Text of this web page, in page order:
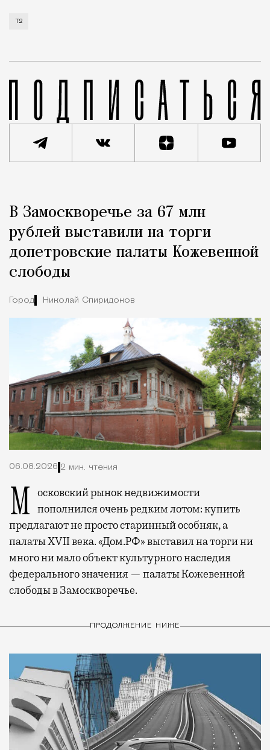
Т2
Город
В Замоскворечье за 67 млн
рублей выставили на торги
допетровские палаты Кожевенной
слободы
Город Николай Спиридонов
06.08.2026 2 мин. чтения
Московский рынок недвижимости пополнился очень редким лотом: купить
предлагают не просто старинный особняк, а
палаты XVII века. «Дом.РФ» выставил на торги ни
много ни мало объект культурного наследия
федерального значения — палаты Кожевенной
слободы в Замоскворечье.
ПРОДОЛЖЕНИЕ НИЖЕ